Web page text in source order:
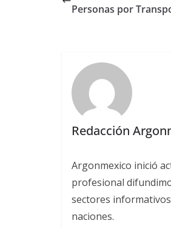
Personas por
Redacción
Argonmexico inició
profesional
sectores
naciones.